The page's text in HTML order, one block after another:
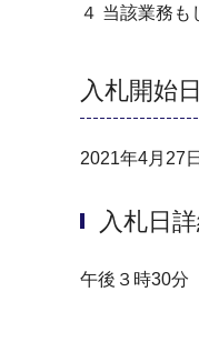
４ 当該業務も
入札開始日
2021年4月27日
入札日
午後３時30分